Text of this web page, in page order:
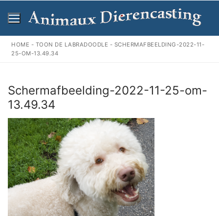
naar
inhoud
HOME - TOON DE LABRADOODLE - SCHERMAFBEELDING-2022-11-
25-OM-13.49.34
Schermafbeelding-2022-11-25-om-
13.49.34